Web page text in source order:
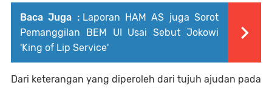
Baca Juga : Laporan HAM AS juga Sorot
Pemanggilan BEM UI Usai Sebut Jokowi
'King of Lip Service'
Dari keterangan yang diperoleh dari tujuh ajudan pada